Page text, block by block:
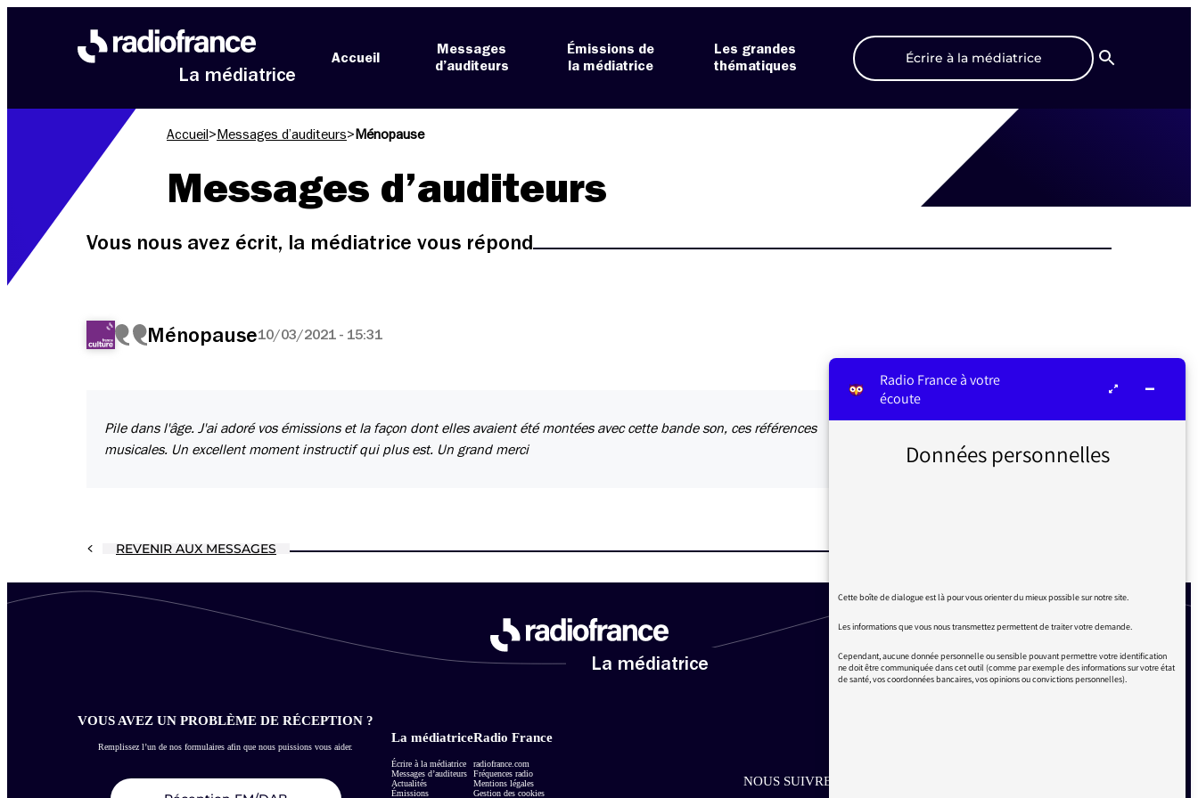
La médiatrice
Accueil
Messages
d’auditeurs
Émissions de
la médiatrice
Les grandes
thématiques
Écrire à la médiatrice
Recherche
Accueil > Messages d’auditeurs> Ménopause
Messages d’auditeurs
Vous nous avez écrit, la médiatrice vous répond
Ménopause10/03/2021 - 15:31
Pile dans l'âge. J'ai adoré vos émissions et la façon dont elles avaient été montées avec cette bande son, ces références
musicales. Un excellent moment instructif qui plus est. Un grand merci
REVENIR AUX MESSAGES
La médiatrice
VOUS AVEZ UN PROBLÈME DE RÉCEPTION ?
Remplissez l’un de nos formulaires afin que nous puissions vous aider.
La médiatrice
Écrire à la médiatrice
Messages d’auditeurs
Actualités
Émissions
Radio France
radiofrance.com
Fréquences radio
Mentions légales
Gestion des cookies
NOUS SUIVRE SUR LES RÉSEAUX
Radio France à votre
écoute
Données personnelles
Cette boîte de dialogue est là pour vous orienter du mieux possible sur notre site.
Les informations que vous nous transmettez permettent de traiter votre demande.
Cependant, aucune donnée personnelle ou sensible pouvant permettre votre identification
ne doit être communiquée dans cet outil (comme par exemple des informations sur votre état
de santé, vos coordonnées bancaires, vos opinions ou convictions personnelles).